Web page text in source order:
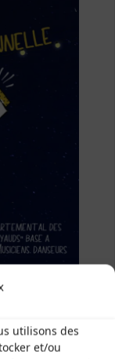
utilisons des
et/ou